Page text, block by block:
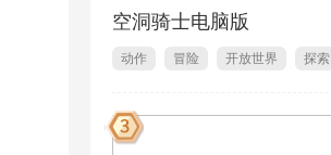
1
空洞骑士电脑版
动作 冒险 开放世界 探索